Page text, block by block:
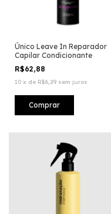
Único Leave In Reparador
Capilar Condicionante
R$62,88
10 x de R$6,29 sem juros